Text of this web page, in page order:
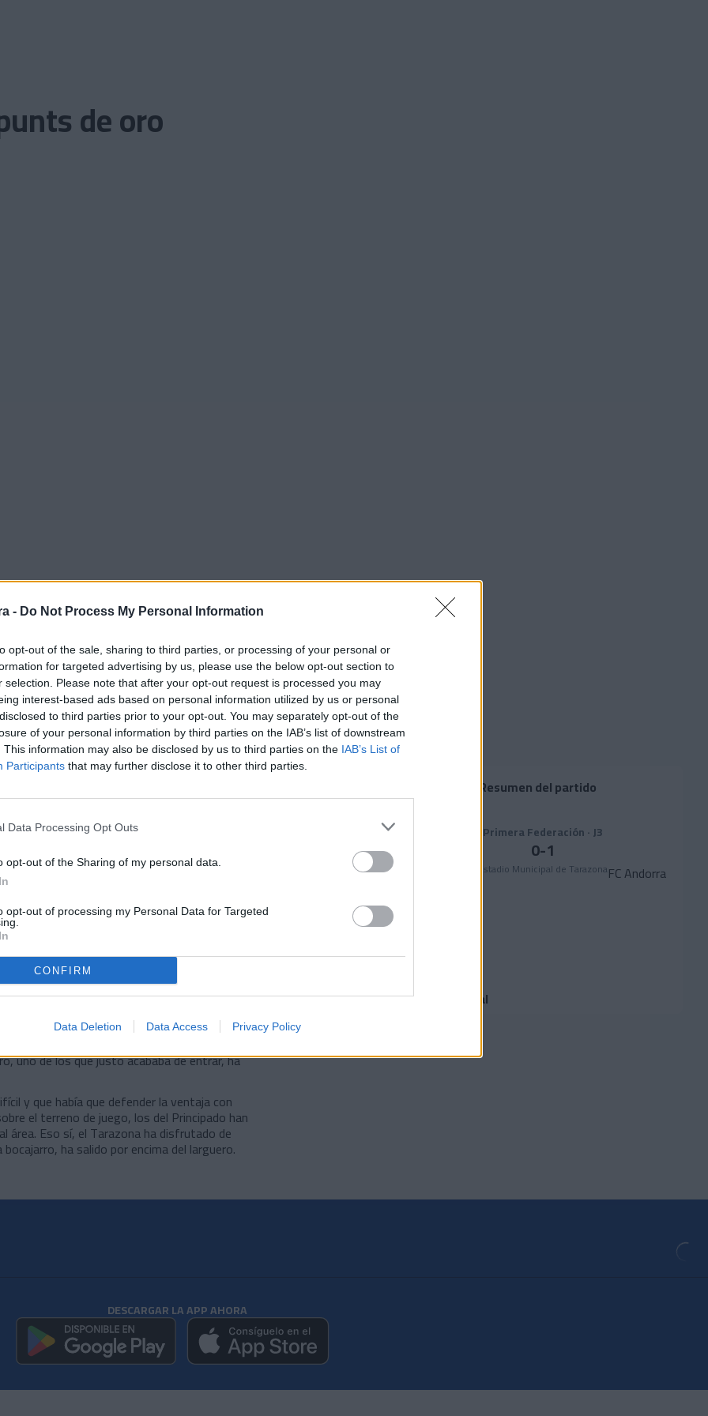
- Do Not Process My Personal Information
opt-out of the sale, sharing to third parties, or processing of your personal or
for targeted advertising by us, please use the below opt-out section to
selection. Please note that after your opt-out request is processed you may
interest-based ads based on personal information utilized by us or personal
to third parties prior to your opt-out. You may separately opt-out of the
of your personal information by third parties on the IAB’s list of downstream
This information may also be disclosed by us to third parties on the IAB’s List of
Participants that may further disclose it to other third parties.
Data Processing Opt Outs
opt-out of the Sharing of my personal data.
opt-out of processing my Personal Data for Targeted
CONFIRM
Data Deletion Data Access Privacy Policy
de oro
después de las dos primeras jornadas,
gol de Lautaro. Los tricolores han tenido
en un campo donde era muy difícil jugar y
de imponerse en los duelos
peligrosos cerca de las áreas. El Tarazona lo
chute de Javi Martín que ha salvado muy bien
una buena maniobra de Álvaro Martín y
Nieto bloqueado por un defensa.
pero el partido tampoco ha
equipos buscando hacer daño a partir de
gol decisivo: justo un minuto después de
uno de los que justo acababa de entrar, ha
y que había que defender la ventaja con
el terreno de juego, los del Principado han
área. Eso sí, el Tarazona ha disfrutado de
ha salido por encima del larguero.
Resumen del partido
Primera Federación · J3
0-1
Estadio Municipal de TarazonaFC Andorra
Equipo arbitral
DESCARGAR LA APP AHORA